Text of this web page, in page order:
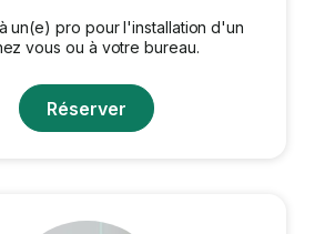
un(e) pro pour l'installation d'un
vous ou à votre bureau.
Réserver